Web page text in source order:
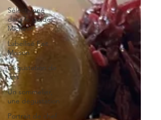
Sélectionné
dans le guide
Michelin
Labellisé Fait
Maison
Dégustation de
vins
Un sommelier,
une dégustation
Portrait de chef